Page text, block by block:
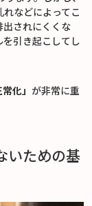
などによってこ
出されにくくな
引き起こしてし
化」 が非常に重
いための基